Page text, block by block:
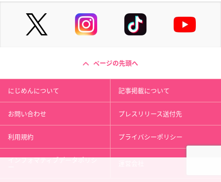
ページの先頭へ
にじめんについて 記事掲載について
お問い合わせ プレスリリース送付先
利用規約 プライバシーポリシー
インフォマティブデータポリシ